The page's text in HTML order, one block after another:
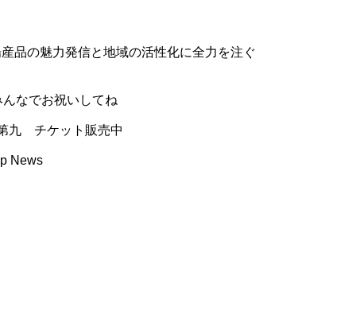
の魅力発信と地域の活性化に全力を注ぐ
なでお祝いしてね​
九 チケット販売中
News